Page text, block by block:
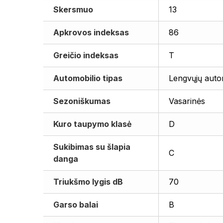
Skersmuo 13
Apkrovos indeksas 86
Greičio indeksas T
Automobilio tipas Lengvųjų
Sezoniškumas Vasarinės
Kuro taupymo klasė D
Sukibimas su šlapia
danga
C
Triukšmo lygis dB 70
Garso balai B